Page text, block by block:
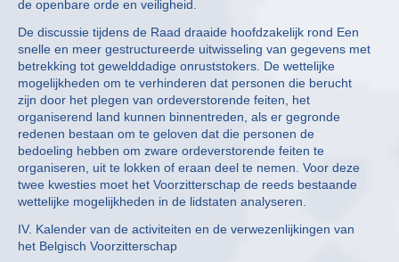
de openbare orde en veiligheid.
De discussie tijdens de Raad draaide hoofdzakelijk rond Een
snelle en meer gestructureerde uitwisseling van gegevens met
betrekking tot gewelddadige onruststokers. De wettelijke
mogelijkheden om te verhinderen dat personen die berucht
zijn door het plegen van ordeverstorende feiten, het
organiserend land kunnen binnentreden, als er gegronde
redenen bestaan om te geloven dat die personen de
bedoeling hebben om zware ordeverstorende feiten te
organiseren, uit te lokken of eraan deel te nemen. Voor deze
twee kwesties moet het Voorzitterschap de reeds bestaande
wettelijke mogelijkheden in de lidstaten analyseren.
IV. Kalender van de activiteiten en de verwezenlijkingen van
het Belgisch Voorzitterschap